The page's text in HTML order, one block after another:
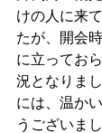
けの人に来
たが、開会
に立ってお
況となりま
には、温か
うございま